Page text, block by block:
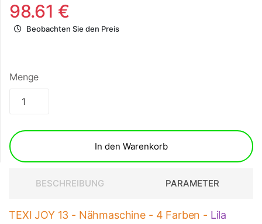
98.61 €
Beobachten Sie den Preis
Menge
In den Warenkorb
BESCHREIBUNG PARAMETER
TEXI JOY 13 - Nähmaschine - 4 Farben - Lila